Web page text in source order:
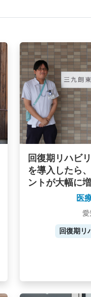
回復期リハビ
を導入したら
ントが大幅に
医
愛
回復期リ